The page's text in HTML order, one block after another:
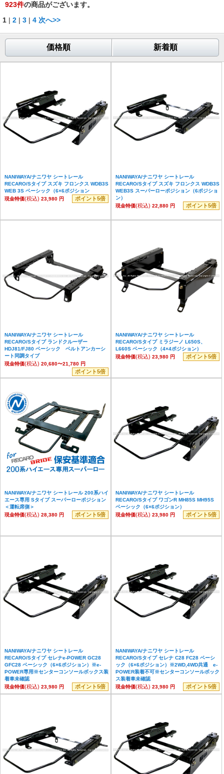
923件の商品がございます。
1 | 2 | 3 | 4 次へ>>
価格順 新着順
NANIWAYA/ナニワヤ シートレール
RECARO/Sタイプ スズキ フロンクス WDB3S
WEB 3S ベーシック（6×6ポジション
現金特価(税込) 23,980 円 ポイント5倍
NANIWAYA/ナニワヤ シートレール
RECARO/Sタイプ スズキ フロンクス WDB3S
WEB3S スーパーローポジション（6ポジショ
ン）
現金特価(税込) 22,880 円 ポイント5倍
NANIWAYA/ナニワヤ シートレール
RECARO/Sタイプ ランドクルーザー
HDJ81/FJ80 ベーシック ベルトアンカーシ
ート同調タイプ
現金特価(税込) 20,680〜21,780 円
ポイント5倍
NANIWAYA/ナニワヤ シートレール
RECARO/Sタイプ ミラジーノ L650S、
L660S ベーシック（4×4ポジション）
現金特価(税込) 23,980 円 ポイント5倍
NANIWAYA/ナニワヤ シートレール 200系ハイ
エース専用 Sタイプ スーパーローポジション
＜運転席側＞
現金特価(税込) 28,380 円 ポイント5倍
NANIWAYA/ナニワヤ シートレール
RECARO/Sタイプ ワゴンR MH85S MH95S
ベーシック（6×6ポジション）
現金特価(税込) 23,980 円 ポイント5倍
NANIWAYA/ナニワヤ シートレール
RECARO/Sタイプ セレナe-POWER GC28
GFC28 ベーシック（6×6ポジション）※e-
POWER専用※センターコンソールボックス装
着車未確認
現金特価(税込) 23,980 円 ポイント5倍
NANIWAYA/ナニワヤ シートレール
RECARO/Sタイプ セレナ C28 FC28 ベーシ
ック（6×6ポジション）※2WD,4WD共通 e-
POWER装着不可※センターコンソールボック
ス装着車未確認
現金特価(税込) 23,980 円 ポイント5倍